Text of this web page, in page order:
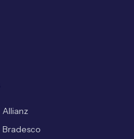
Allianz
Bradesco